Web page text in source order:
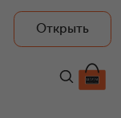
Открыть